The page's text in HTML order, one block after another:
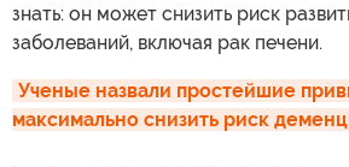
знать: он может снизить риск
заболеваний, включая рак печени.
Ученые назвали простейшие
максимально снизить риск